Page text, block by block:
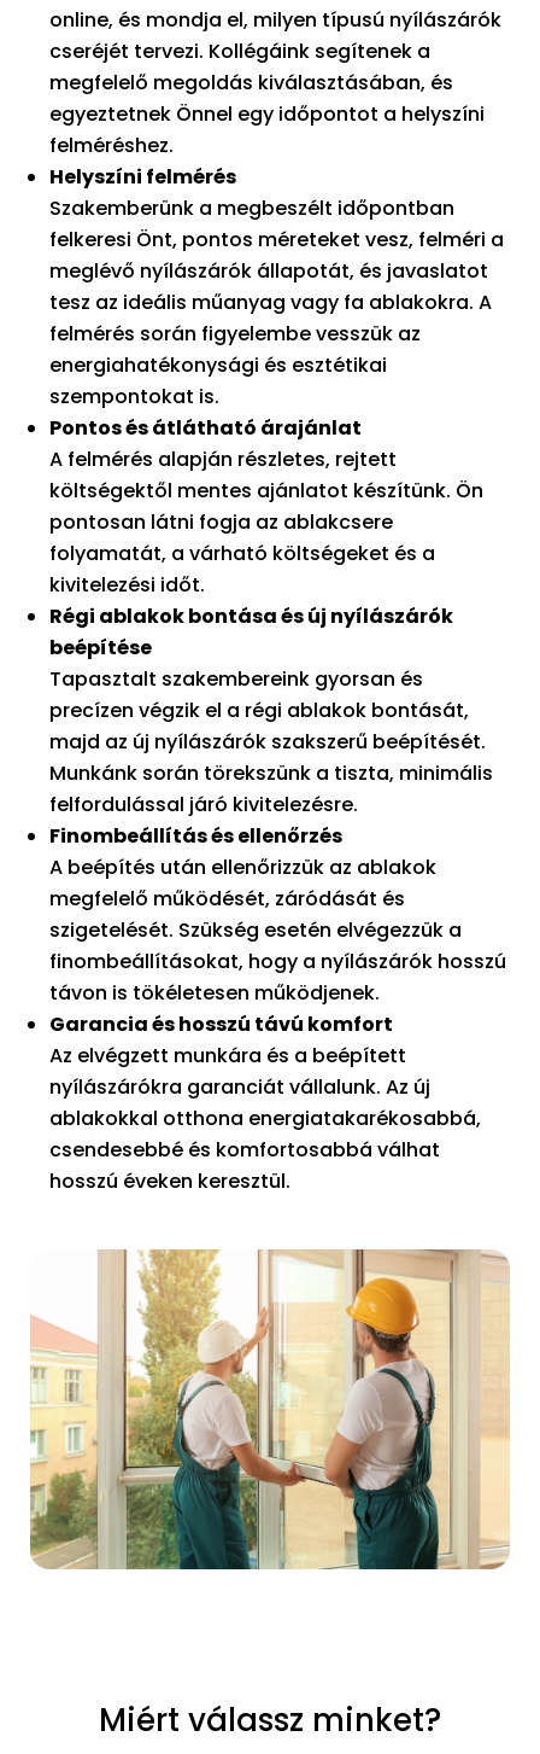
online, és mondja el, milyen típusú nyílászárók
cseréjét tervezi. Kollégáink segítenek a
megfelelő megoldás kiválasztásában, és
egyeztetnek Önnel egy időpontot a helyszíni
felméréshez.
Helyszíni felmérés
Szakemberünk a megbeszélt időpontban
felkeresi Önt, pontos méreteket vesz, felméri a
meglévő nyílászárók állapotát, és javaslatot
tesz az ideális műanyag vagy fa ablakokra. A
felmérés során figyelembe vesszük az
energiahatékonysági és esztétikai
szempontokat is.
Pontos és átlátható árajánlat
A felmérés alapján részletes, rejtett
költségektől mentes ajánlatot készítünk. Ön
pontosan látni fogja az ablakcsere
folyamatát, a várható költségeket és a
kivitelezési időt.
Régi ablakok bontása és új nyílászárók
beépítése
Tapasztalt szakembereink gyorsan és
precízen végzik el a régi ablakok bontását,
majd az új nyílászárók szakszerű beépítését.
Munkánk során törekszünk a tiszta, minimális
felfordulással járó kivitelezésre.
Finombeállítás és ellenőrzés
A beépítés után ellenőrizzük az ablakok
megfelelő működését, záródását és
szigetelését. Szükség esetén elvégezzük a
finombeállításokat, hogy a nyílászárók hosszú
távon is tökéletesen működjenek.
Garancia és hosszú távú komfort
Az elvégzett munkára és a beépített
nyílászárókra garanciát vállalunk. Az új
ablakokkal otthona energiatakarékosabbá,
csendesebbé és komfortosabbá válhat
hosszú éveken keresztül.
Miért válassz minket?